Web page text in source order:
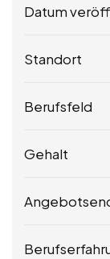
Datum
Standort
Berufsfeld
Gehalt